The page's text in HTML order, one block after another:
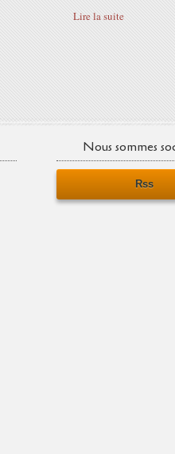
Lire la suite
Nous sommes
Rss